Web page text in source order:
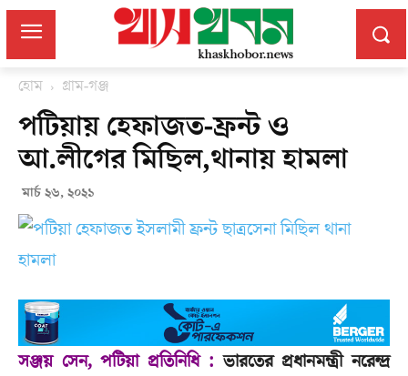
হোম গ্রাম-গঞ্জ
পটিয়ায় হেফাজত-ফ্রন্ট ও
আ.লীগের মিছিল,থানায় হামলা
মার্চ ২৬, ২০২১
সঞ্জয় সেন, পটিয়া প্রতিনিধি : ভারতের প্রধানমন্ত্রী নরেন্দ্র